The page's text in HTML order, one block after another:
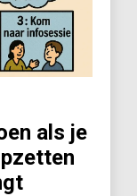
als je